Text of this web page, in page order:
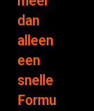
dan
alleen
een
snelle
Formu